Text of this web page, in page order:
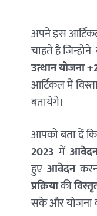
अपने इस
चाहते है जिन्होने
उत्थान योजना
आर्टिकल में
बतायेगे।
आपको बता दें
2023 में
हुए आवेदन
प्रक्रियाकी
सके और योजना